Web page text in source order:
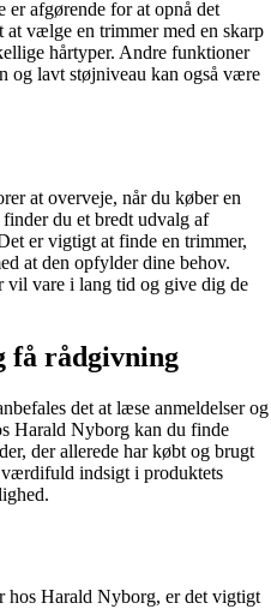
afgørende for at opnå det
at vælge en trimmer med en skarp
hårtyper. Andre funktioner
og lavt støjniveau kan også være
at overveje, når du køber en
du et bredt udvalg af
er vigtigt at finde en trimmer,
at den opfylder dine behov.
vare i lang tid og give dig de
få rådgivning
det at læse anmeldelser og
Harald Nyborg kan du finde
der allerede har købt og brugt
indsigt i produktets
hos Harald Nyborg, er det vigtigt